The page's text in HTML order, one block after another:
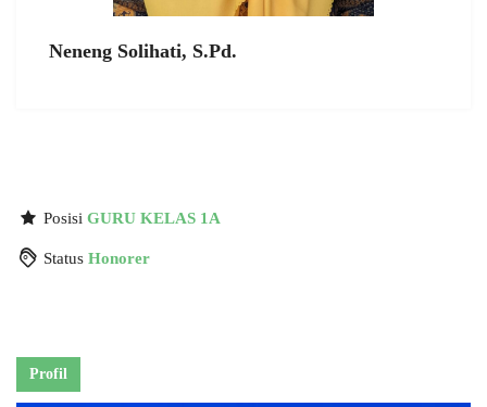
Neneng Solihati, S.Pd.
Posisi GURU KELAS 1A
Status Honorer
Profil